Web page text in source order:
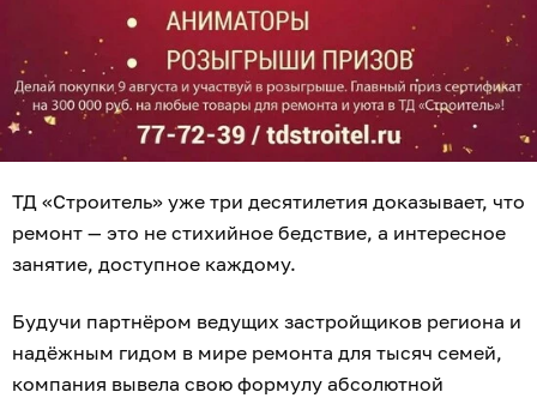
ТД «Строитель» уже три десятилетия доказывает, что
ремонт — это не стихийное бедствие, а интересное
занятие, доступное каждому.
Будучи партнёром ведущих застройщиков региона и
надёжным гидом в мире ремонта для тысяч семей,
компания вывела свою формулу абсолютной